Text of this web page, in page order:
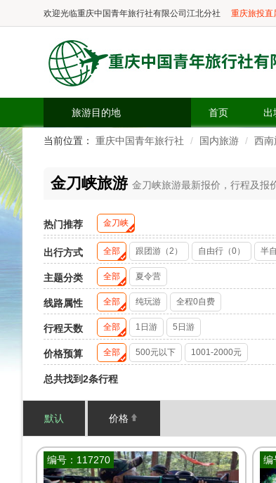
欢迎光临重庆中国青年旅行社有限公司江北分社 重庆旅投直
旅游目的地 首页 出
当前位置： 重庆中国青年旅行社 国内旅游 西南
金刀峡旅游 金刀峡旅游最新报价，行程及报
热门推荐 金刀峡
出行方式 全部 跟团游（2） 自由行（0） 半
主题分类 全部 夏令营
线路属性 全部 纯玩游 全程0自费
行程天数 全部 1日游 5日游
价格预算 全部 500元以下 1001-2000元
总共找到2条行程
默认 价格
编号：117270 编